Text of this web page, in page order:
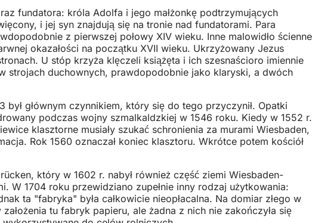
fundatora: króla Adolfa i jego małżonkę podtrzymujących
i jej syn znajdują się na tronie nad fundatorami. Para
z pierwszej połowy XIV wieku. Inne malowidło ścienne
okazałości na początku XVII wieku. Ukrzyżowany Jezus
U stóp krzyża klęczeli książęta i ich szesnaścioro imiennie
strojach duchownych, prawdopodobnie jako klaryski, a dwóch
głównym czynnikiem, który się do tego przyczynił. Opatki
podczas wojny szmalkaldzkiej w 1546 roku. Kiedy w 1552 r.
klasztorne musiały szukać schronienia za murami Wiesbaden,
Rok 1560 oznaczał koniec klasztoru. Wkrótce potem kościół
który w 1602 r. nabył również część ziemi Wiesbaden-
W 1704 roku przewidziano zupełnie inny rodzaj użytkowania:
ta "fabryka" była całkowicie nieopłacalna. Na domiar złego w
tu fabryk papieru, ale żadna z nich nie zakończyła się